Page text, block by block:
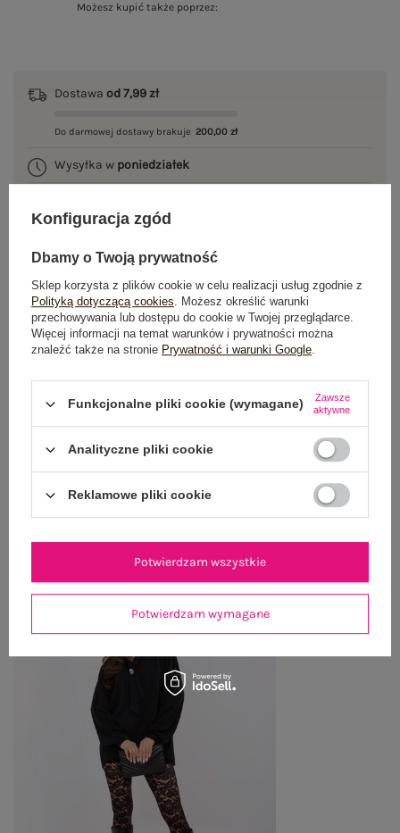
Możesz kupić także poprzez:
Dostawa od 7,99 zł
Do darmowej dostawy brakuje 200,00 zł
Wysyłka w poniedziałek
OPIS PRODUKTU
GŁÓWNE PARAMETRY
WYSYŁKA I DOSTAWA
ZWROTY I REKLAMACJE
OSTATNIO OGLĄDANE
Zobacz wszystko
Konfiguracja zgód
Dbamy o Twoją prywatność
Sklep korzysta z plików cookie w celu realizacji usług zgodnie z
Polityką dotyczącą cookies. Możesz określić warunki
przechowywania lub dostępu do cookie w Twojej przeglądarce.
Więcej informacji na temat warunków i prywatności można
znaleźć także na stronie Prywatność i warunki Google.
Funkcjonalne pliki cookie (wymagane)
Zawsze
aktywne
Analityczne pliki cookie
Reklamowe pliki cookie
Potwierdzam wymagane
Potwierdzam wszystkie